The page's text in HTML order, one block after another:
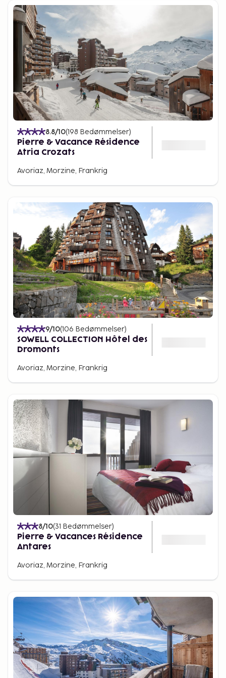
8.8/10(198 Bedømmelser)
Pierre & Vacance Résidence
Atria Crozats
Avoriaz, Morzine, Frankrig
9/10(106 Bedømmelser)
SOWELL COLLECTION Hôtel des
Dromonts
Avoriaz, Morzine, Frankrig
8/10(31 Bedømmelser)
Pierre & Vacances Résidence
Antares
Avoriaz, Morzine, Frankrig